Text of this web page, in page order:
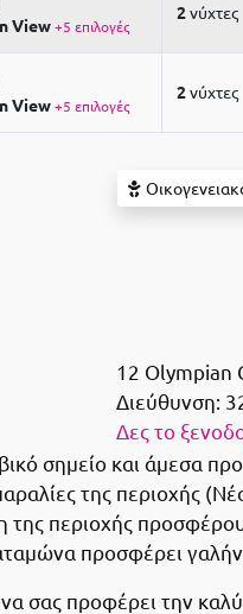
View+5 επιλογές
2νύχτες
View+5 επιλογές
2νύχτες
12 Olympian
Διεύθυνση:
Δες το
σημείο και άμεσα
της περιοχής
περιοχής
προσφέρει
σας προφέρει την